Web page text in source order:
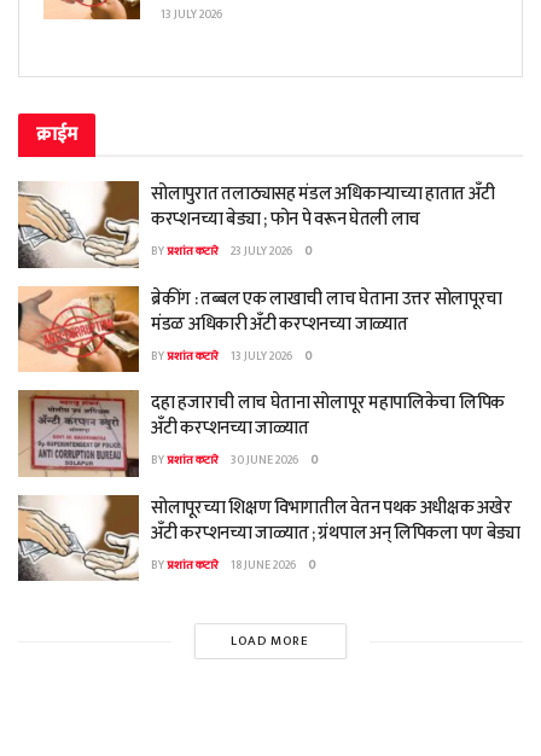
13 JULY 2026
क्राईम
सोलापुरात तलाठ्यासह मंडल अधिकाऱ्याच्या हातात अँटी
करप्शनच्या बेड्या ; फोन पे वरून घेतली लाच
BYप्रशांत कटारे 23 JULY 2026 0
ब्रेकींग : तब्बल एक लाखाची लाच घेताना उत्तर सोलापूरचा
मंडळ अधिकारी अँटी करप्शनच्या जाळ्यात
BYप्रशांत कटारे 13 JULY 2026 0
दहा हजाराची लाच घेताना सोलापूर महापालिकेचा लिपिक
अँटी करप्शनच्या जाळ्यात
BYप्रशांत कटारे 30 JUNE 2026 0
सोलापूरच्या शिक्षण विभागातील वेतन पथक अधीक्षक अखेर
अँटी करप्शनच्या जाळ्यात ; ग्रंथपाल अन् लिपिकला पण बेड्या
BYप्रशांत कटारे 18 JUNE 2026 0
LOAD MORE